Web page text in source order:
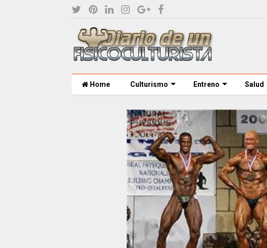
Home Culturismo Entreno Salud